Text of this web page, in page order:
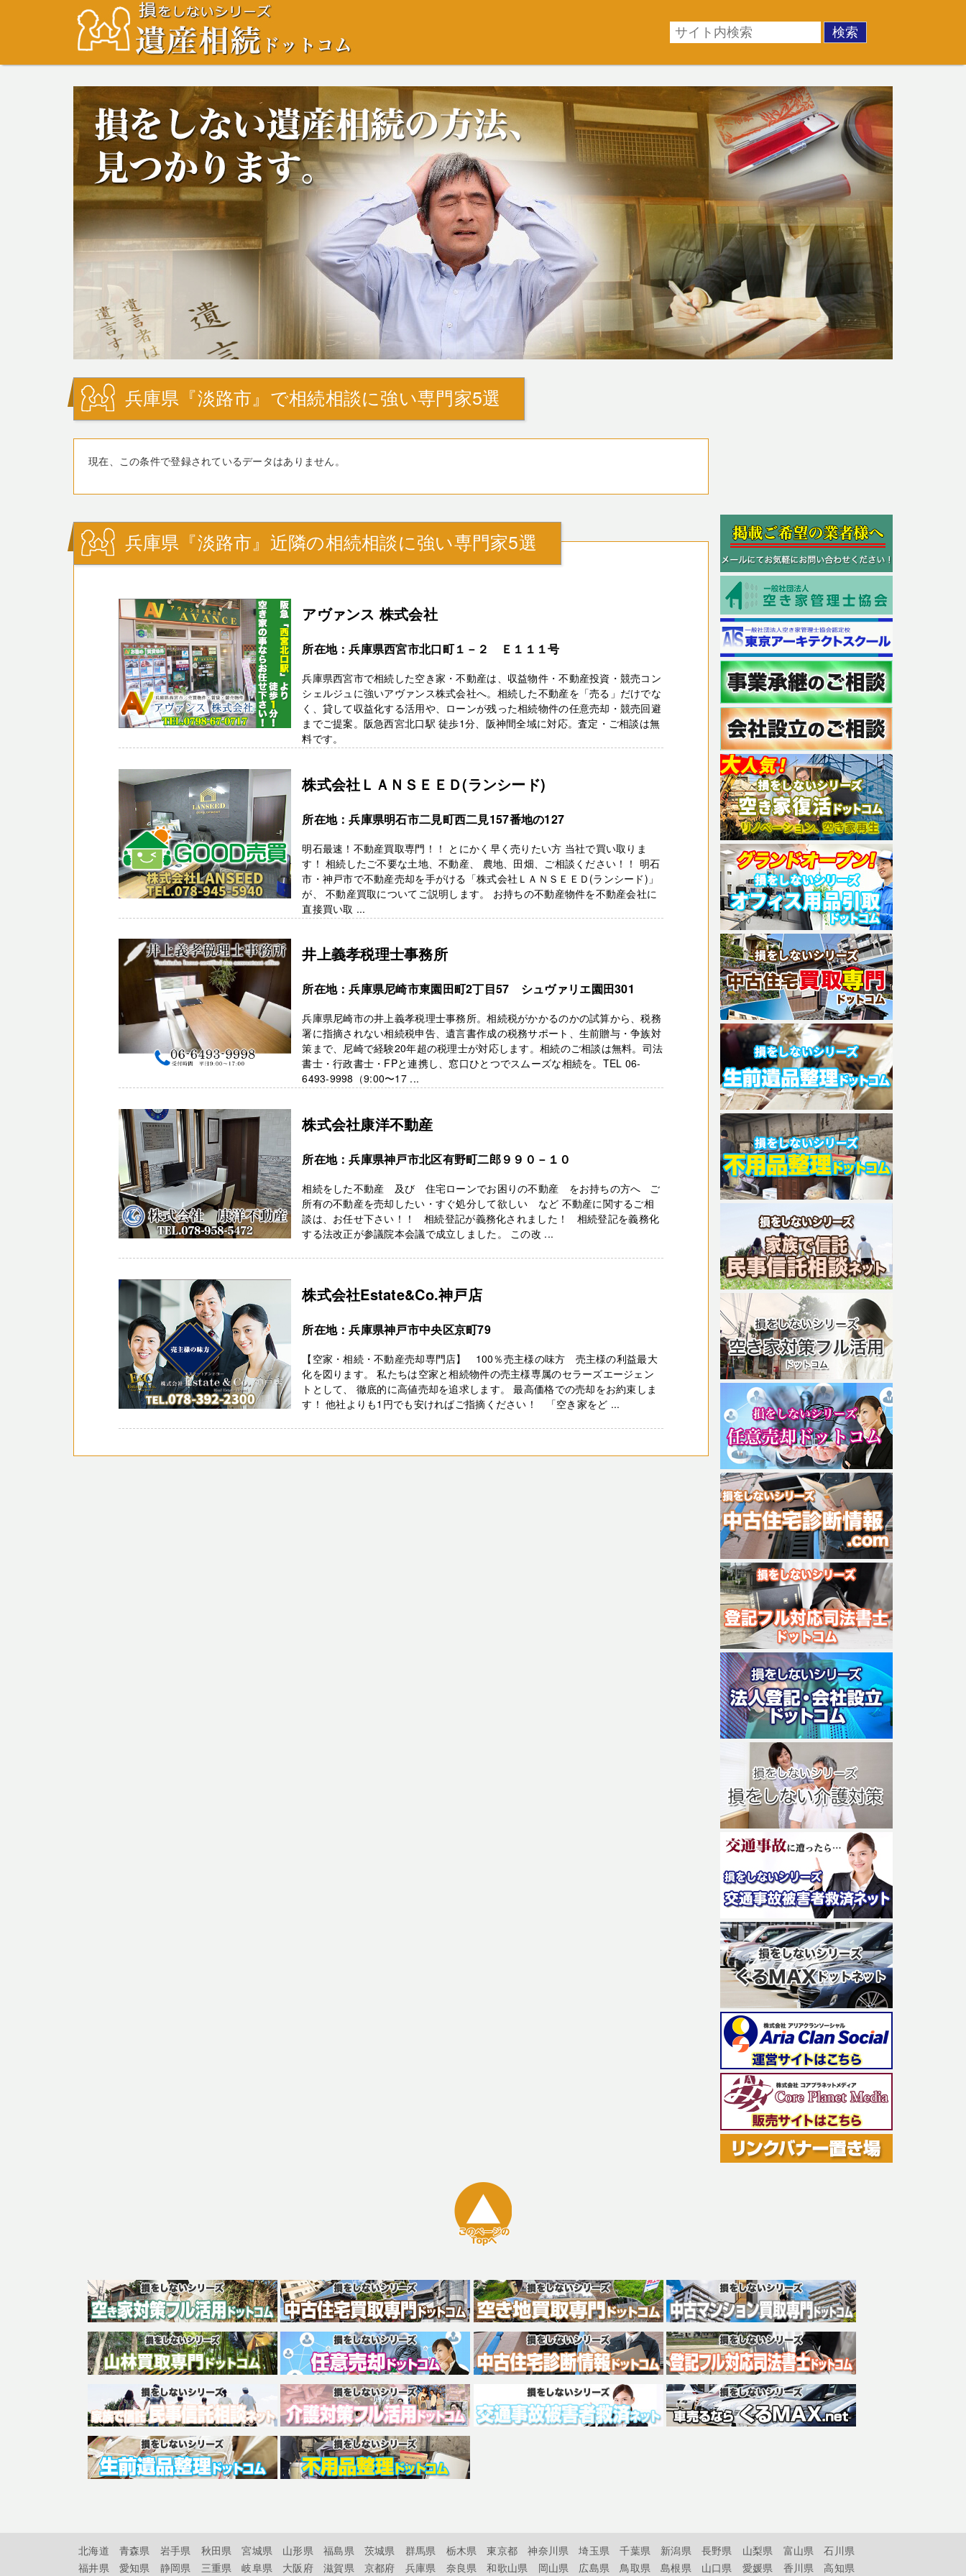
兵庫県『淡路市』で相続相談に強い専門家5選
現在、この条件で登録されているデータはありません。
兵庫県『淡路市』近隣の相続相談に強い専門家5選
アヴァンス 株式会社
所在地：兵庫県西宮市北口町１－２ Ｅ１１１号
兵庫県西宮市で相続した空き家・不動産は、収益物件・不動産投資・競売コン
シェルジュに強いアヴァンス株式会社へ。相続した不動産を「売る」だけでな
く、貸して収益化する活用や、ローンが残った相続物件の任意売却・競売回避
までご提案。阪急西宮北口駅 徒歩1分、阪神間全域に対応。査定・ご相談は無
料です。
株式会社ＬＡＮＳＥＥＤ(ランシード)
所在地：兵庫県明石市二見町西二見157番地の127
明石最速！不動産買取専門！！ とにかく早く売りたい方 当社で買い取りま
す！ 相続したご不要な土地、不動産、 農地、田畑、ご相談ください！！ 明石
市・神戸市で不動産売却を手がける「株式会社ＬＡＮＳＥＥＤ(ランシード)」
が、 不動産買取についてご説明します。 お持ちの不動産物件を不動産会社に
直接買い取 ...
井上義孝税理士事務所
所在地：兵庫県尼崎市東園田町2丁目57 シュヴァリエ園田301
兵庫県尼崎市の井上義孝税理士事務所。相続税がかかるのかの試算から、税務
署に指摘されない相続税申告、遺言書作成の税務サポート、生前贈与・争族対
策まで、尼崎で経験20年超の税理士が対応します。相続のご相談は無料。司法
書士・行政書士・FPと連携し、窓口ひとつでスムーズな相続を。TEL 06-
6493-9998（9:00〜17 ...
株式会社康洋不動産
所在地：兵庫県神戸市北区有野町二郎９９０－１０
相続をした不動産 及び 住宅ローンでお困りの不動産 をお持ちの方へ ご
所有の不動産を売却したい・すぐ処分して欲しい など 不動産に関するご相
談は、お任せ下さい！！ 相続登記が義務化されました！ 相続登記を義務化
する法改正が参議院本会議で成立しました。 この改 ...
株式会社Estate&Co.神戸店
所在地：兵庫県神戸市中央区京町79
【空家・相続・不動産売却専門店】 100％売主様の味方 売主様の利益最大
化を図ります。 私たちは空家と相続物件の売主様専属のセラーズエージェン
トとして、 徹底的に高値売却を追求します。 最高価格での売却をお約束しま
す！ 他社よりも1円でも安ければご指摘ください！ 「空き家をど ...
北海道 青森県 岩手県 秋田県 宮城県 山形県 福島県 茨城県 群馬県 栃木県 東京都 神奈川県 埼玉県 千葉県 新潟県 長野県 山梨県 富山県
石川県
福井県
愛知県 静岡県 三重県 岐阜県 大阪府 滋賀県 京都府 兵庫県 奈良県 和歌山県 岡山県 広島県 鳥取県 島根県 山口県 愛媛県 香川県 高知県